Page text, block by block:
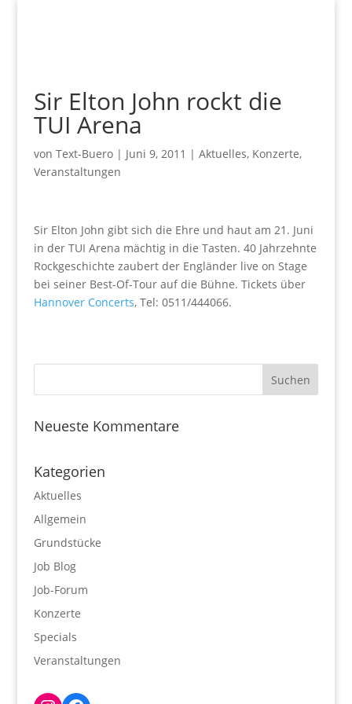
Sir Elton John rockt die
TUI Arena
von Text-Buero| Juni 9, 2011 | Aktuelles, Konzerte,
Veranstaltungen
Sir Elton John gibt sich die Ehre und haut am 21. Juni
in der TUI Arena mächtig in die Tasten. 40 Jahrzehnte
Rockgeschichte zaubert der Engländer live on Stage
bei seiner Best-Of-Tour auf die Bühne. Tickets über
Hannover Concerts, Tel: 0511/444066.
Neueste Kommentare
Kategorien
Aktuelles
Allgemein
Grundstücke
Job Blog
Job-Forum
Konzerte
Specials
Veranstaltungen